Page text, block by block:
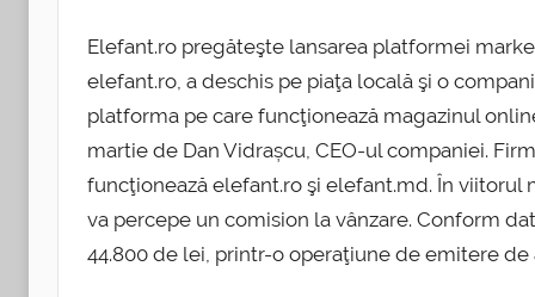
Elefant.ro pregăteşte lansarea platformei
elefant.ro, a des­chis pe piaţa locală şi o
platforma pe care funcţionează magazinul
martie de Dan Vidrașcu, CEO-ul companiei.
funcţionează elefant.ro şi elefant.md. În
va percepe un comision la vânzare. Conform
44.800 de lei, printr-o operaţiune de emitere de